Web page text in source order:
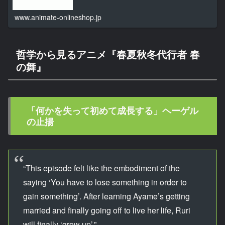
www.animate-onlineshop.jp
哲学から見るアニメ『春夏秋冬代行者 春
の舞』
「何かを失って初めて成長する」ヘーゲル
の止揚
“This episode felt like the embodiment of the
saying ‘You have to lose something in order to
gain something’. After learning Ayame’s getting
married and finally going off to live her life, Ruri